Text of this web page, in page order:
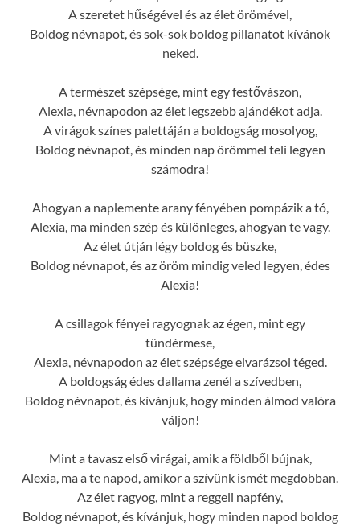
A szeretet hűségével és az élet örömével,
Boldog névnapot, és sok-sok boldog pillanatot kívánok
neked.
A természet szépsége, mint egy festővászon,
Alexia, névnapodon az élet legszebb ajándékot adja.
A virágok színes palettáján a boldogság mosolyog,
Boldog névnapot, és minden nap örömmel teli legyen
számodra!
Ahogyan a naplemente arany fényében pompázik a tó,
Alexia, ma minden szép és különleges, ahogyan te vagy.
Az élet útján légy boldog és büszke,
Boldog névnapot, és az öröm mindig veled legyen, édes
Alexia!
A csillagok fényei ragyognak az égen, mint egy
tündérmese,
Alexia, névnapodon az élet szépsége elvarázsol téged.
A boldogság édes dallama zenél a szívedben,
Boldog névnapot, és kívánjuk, hogy minden álmod valóra
váljon!
Mint a tavasz első virágai, amik a földből bújnak,
Alexia, ma a te napod, amikor a szívünk ismét megdobban.
Az élet ragyog, mint a reggeli napfény,
Boldog névnapot, és kívánjuk, hogy minden napod boldog